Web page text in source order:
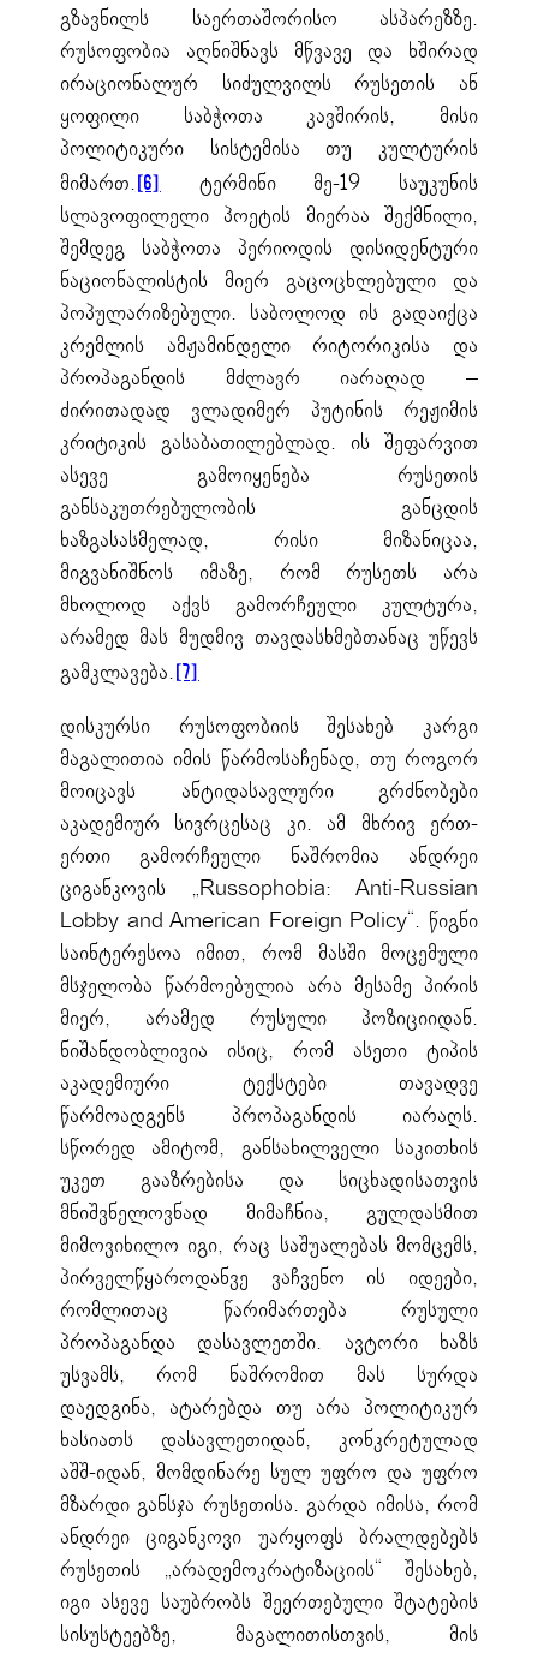
გზავნილს საერთაშორისო ასპარეზზე.
რუსოფობია აღნიშნავს მწვავე და ხშირად
ირაციონალურ სიძულვილს რუსეთის ან
ყოფილი საბჭოთა კავშირის, მისი
პოლიტიკური სისტემისა თუ კულტურის
მიმართ. [6]
ტერმინი მე-19 საუკუნის
სლავოფილელი პოეტის მიერაა შექმნილი,
შემდეგ საბჭოთა პერიოდის დისიდენტური
ნაციონალისტის მიერ გაცოცხლებული და
პოპულარიზებული. საბოლოდ ის გადაიქცა
კრემლის ამჟამინდელი რიტორიკისა და
პროპაგანდის მძლავრ იარაღად –
ძირითადად ვლადიმერ პუტინის რეჟიმის
კრიტიკის გასაბათილებლად. ის შეფარვით
ასევე გამოიყენება რუსეთის
განსაკუთრებულობის განცდის
ხაზგასასმელად, რისი მიზანიცაა,
მიგვანიშნოს იმაზე, რომ რუსეთს არა
მხოლოდ აქვს გამორჩეული კულტურა,
არამედ მას მუდმივ თავდასხმებთანაც უწევს
გამკლავება. [7]
დისკურსი რუსოფობიის შესახებ კარგი
მაგალითია იმის წარმოსაჩენად, თუ როგორ
მოიცავს ანტიდასავლური გრძნობები
აკადემიურ სივრცესაც კი. ამ მხრივ ერთ-
ერთი გამორჩეული ნაშრომია ანდრეი
ციგანკოვის „Russophobia: Anti-Russian
Lobby and American Foreign Policy“. წიგნი
საინტერესოა იმით, რომ მასში მოცემული
მსჯელობა წარმოებულია არა მესამე პირის
მიერ, არამედ რუსული პოზიციიდან.
ნიშანდობლივია ისიც, რომ ასეთი ტიპის
აკადემიური ტექსტები თავადვე
წარმოადგენს პროპაგანდის იარაღს.
სწორედ ამიტომ, განსახილველი საკითხის
უკეთ გააზრებისა და სიცხადისათვის
მნიშვნელოვნად მიმაჩნია, გულდასმით
მიმოვიხილო იგი, რაც საშუალებას მომცემს,
პირველწყაროდანვე ვაჩვენო ის იდეები,
რომლითაც წარიმართება რუსული
პროპაგანდა დასავლეთში. ავტორი ხაზს
უსვამს, რომ ნაშრომით მას სურდა
დაედგინა, ატარებდა თუ არა პოლიტიკურ
ხასიათს დასავლეთიდან, კონკრეტულად
აშშ-იდან, მომდინარე სულ უფრო და უფრო
მზარდი განსჯა რუსეთისა. გარდა იმისა, რომ
ანდრეი ციგანკოვი უარყოფს ბრალდებებს
რუსეთის „არადემოკრატიზაციის“ შესახებ,
იგი ასევე საუბრობს შეერთებული შტატების
სისუსტეებზე, მაგალითისთვის, მის